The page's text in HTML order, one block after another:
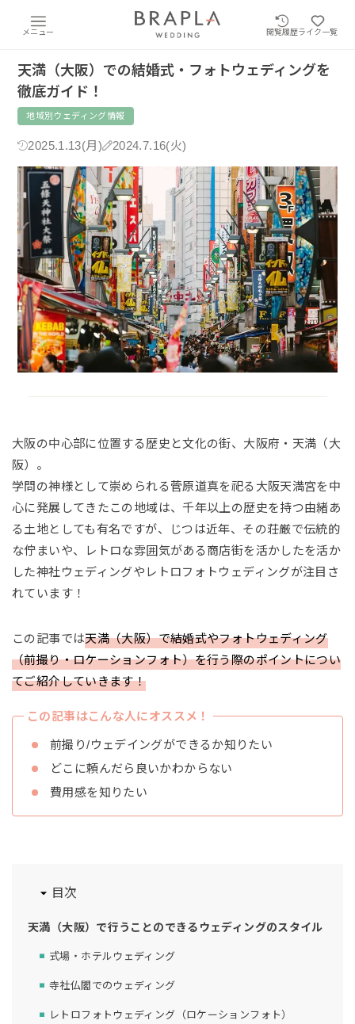
メニュー 閲覧履歴ライク一覧
天満（大阪）での結婚式・フォトウェディングを
徹底ガイド！
地域別ウェディング情報
2025.1.13(月) 2024.7.16(火)
大阪の中心部に位置する歴史と文化の街、大阪府・天満（大
阪）。
学問の神様として崇められる菅原道真を祀る大阪天満宮を中
心に発展してきたこの地域は、千年以上の歴史を持つ由緒あ
る土地としても有名ですが、じつは近年、その荘厳で伝統的
な佇まいや、レトロな雰囲気がある商店街を活かしたを活か
した神社ウェディングやレトロフォトウェディングが注目さ
れています！
この記事では天満（大阪）で結婚式やフォトウェディング
（前撮り・ロケーションフォト）を行う際のポイントについ
てご紹介していきます！
この記事はこんな人にオススメ！
前撮り/ウェデイングができるか知りたい
どこに頼んだら良いかわからない
費用感を知りたい
目次
天満（大阪）で行うことのできるウェディングのスタイル
式場・ホテルウェディング
寺社仏閣でのウェディング
レトロフォトウェディング（ロケーションフォト）